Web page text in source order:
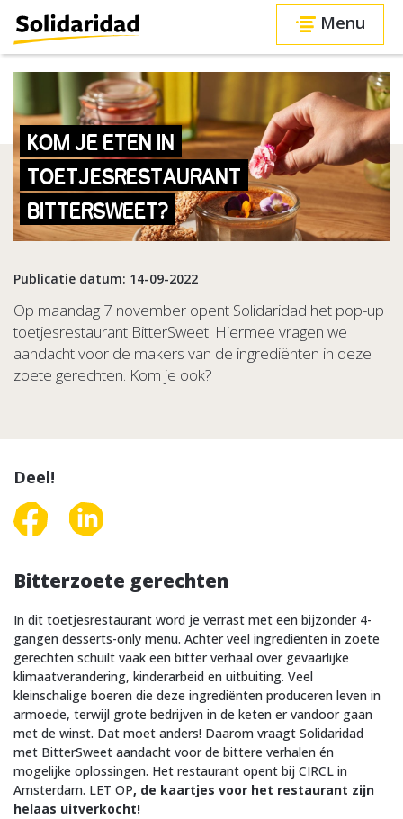
Menu
KOM JE ETEN IN
TOETJESRESTAURANT
BITTERSWEET?
Publicatie datum: 14-09-2022
Op maandag 7 november opent Solidaridad het pop-up
toetjesrestaurant BitterSweet. Hiermee vragen we
aandacht voor de makers van de ingrediënten in deze
zoete gerechten. Kom je ook?
Deel!
Bitterzoete gerechten
In dit toetjesrestaurant word je verrast met een bijzonder 4-
gangen desserts-only menu. Achter veel ingrediënten in zoete
gerechten schuilt vaak een bitter verhaal over gevaarlijke
klimaatverandering, kinderarbeid en uitbuiting. Veel
kleinschalige boeren die deze ingrediënten produceren leven in
armoede, terwijl grote bedrijven in de keten er vandoor gaan
met de winst. Dat moet anders! Daarom vraagt Solidaridad
met BitterSweet aandacht voor de bittere verhalen én
mogelijke oplossingen. Het restaurant opent bij CIRCL in
Amsterdam. LET OP, de kaartjes voor het restaurant zijn
helaas uitverkocht!